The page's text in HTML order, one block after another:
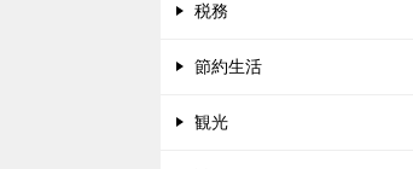
税務
節約生活
観光